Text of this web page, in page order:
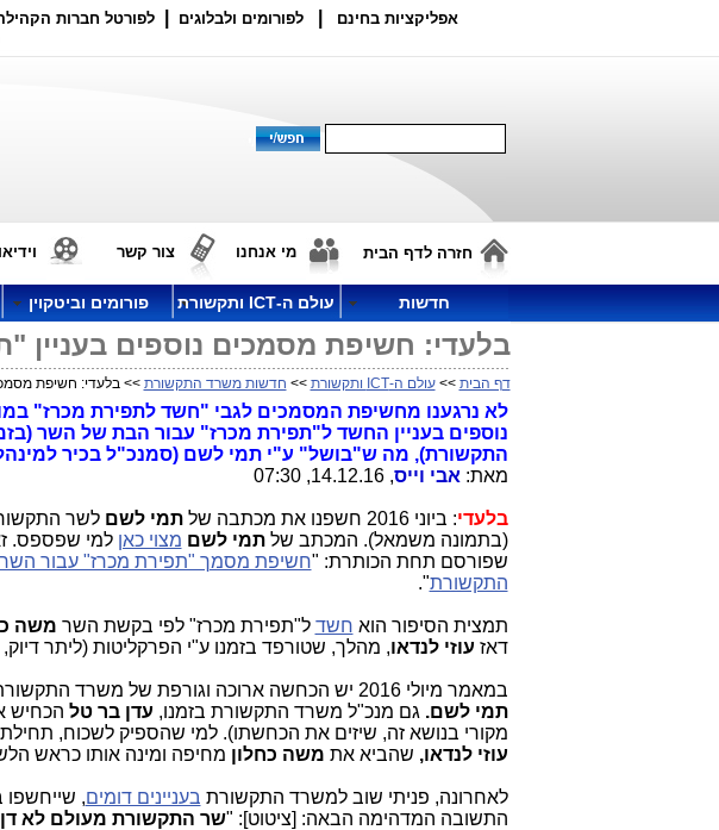
אפליקציות בחינם לפורומים ולבלוגים לפורטל חברות
חזרה לדף הבית מי אנחנו צור קשר וידיאו
חדשות עולם ה-ICT ותקשורת פורומים וביטקוין
בלעדי: חשיפת מסמכים נוספים בעניין
דף הבית >>עולם ה-ICT ותקשורת >> חדשות משרד התקשורת >> בלעדי: חשיפת
לא נרגענו מחשיפת המסמכים לגבי "חשד לתפירת מכרז"
נוספים בעניין החשד ל"תפירת מכרז" עבור הבת של השר
התקשורת), מה ש"בושל" ע"י תמי לשם (סמנכ"ל בכיר
מאת: אבי וייס, 14.12.16, 07:30
בלעדי: ביוני 2016 חשפנו את מכתבה של תמי לשם לשר
(בתמונה משמאל). המכתב שלתמי לשם מצוי כאן למי שפספס.
שפורסם תחת הכותרת: "חשיפת מסמך "תפירת מכרז" עבור
התקשורת".
תמצית הסיפור הוא חשד ל"תפירת מכרז" לפי בקשת השר משה
דאז עוזי לנדאו, מהלך, שטורפד בזמנו ע"י הפרקליטות (ליתר
במאמר מיולי 2016 יש הכחשה ארוכה וגורפת של משרד התקשורת (שלא ידע אז, שיש בידי מסמך מקורי בחתימת ידה של
תמי לשם. גם מנכ"ל משרד התקשורת בזמנו, עדן בר טל הכחיש
מקורי בנושא זה, שיזים את הכחשתו). למי שהספיק לשכוח,
עוזי לנדאו, שהביא את משה כחלון מחיפה ומינה אותו כראש הלשכה שלו
לאחרונה, פניתי שוב למשרד התקשורת בעניינים דומים,
התשובה המדהימה הבאה: [ציטוט]: "שר התקשורת מעולם לא